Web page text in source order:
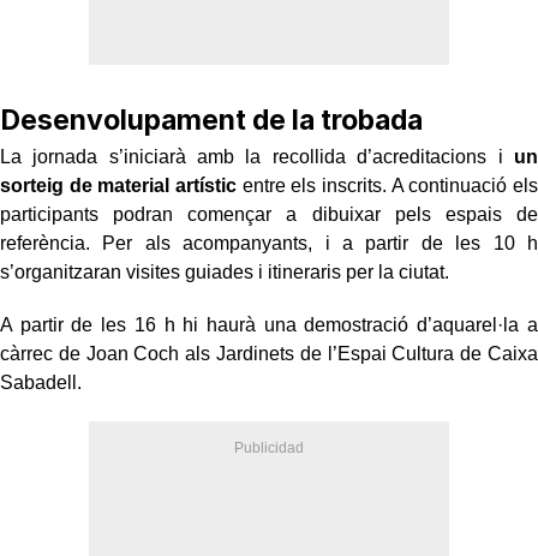
Desenvolupament de la trobada
La jornada s’iniciarà amb la recollida d’acreditacions i un
sorteig de material artísticentre els inscrits. A continuació els
participants podran començar a dibuixar pels espais de
referència. Per als acompanyants, i a partir de les 10 h
s’organitzaran visites guiades i itineraris per la ciutat.
A partir de les 16 h hi haurà una demostració d’aquarel·la a
càrrec de Joan Coch als Jardinets de l’Espai Cultura de Caixa
Sabadell.